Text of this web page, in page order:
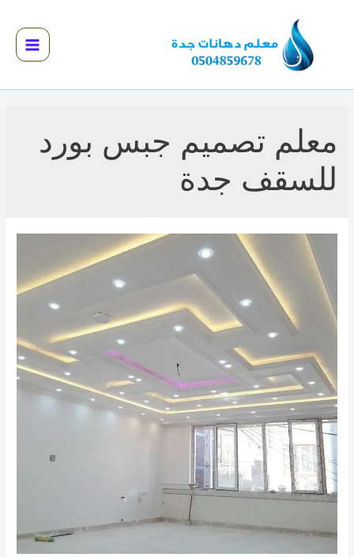
Main
معلم تصميم جبس بورد
للسقف جدة
القائمة
القائمة
القائمة
القائمة